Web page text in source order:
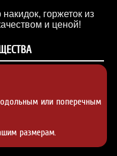
горжеток из
и ценой!
или поперечным
размерам.